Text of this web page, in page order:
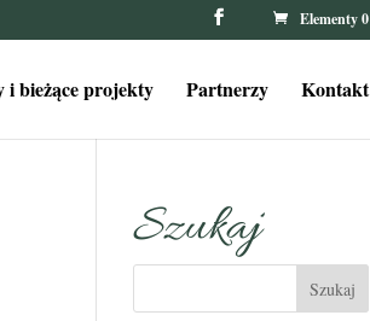
Elementy 0
i bieżące projekty Partnerzy Kontakt
Szukaj